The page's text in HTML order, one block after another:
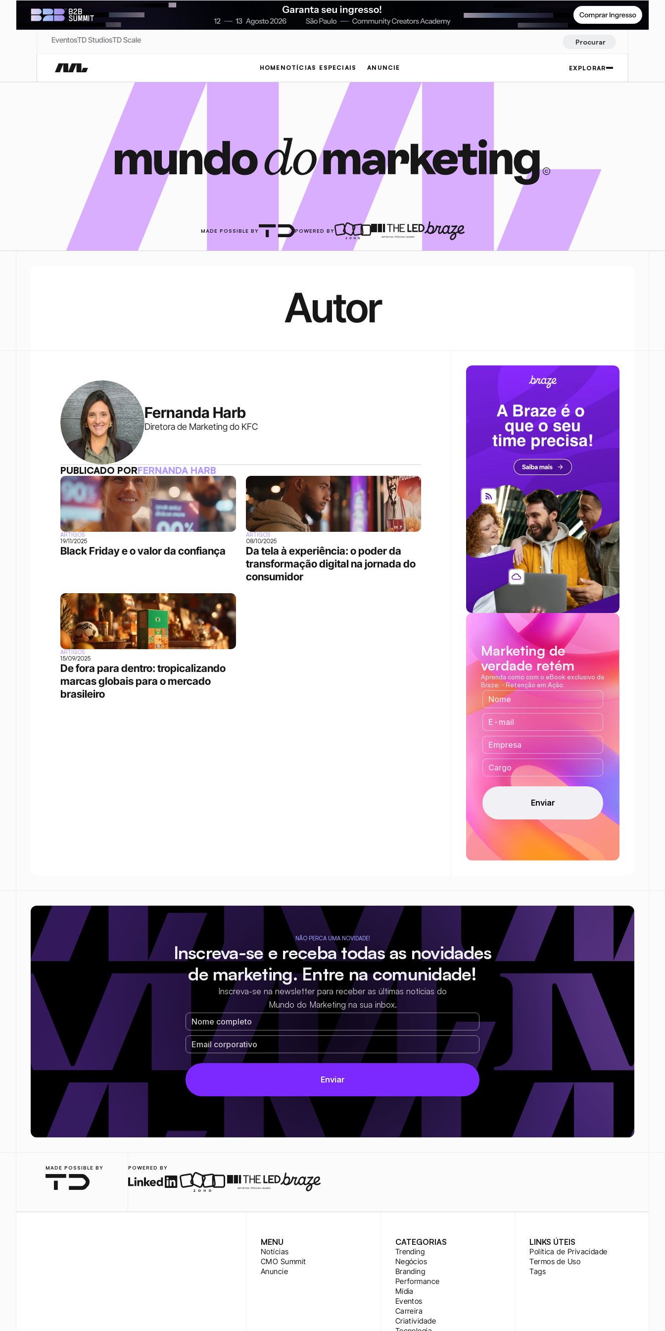
EventosTD StudiosTD Scale Procurar
HOME NOTÍCIAS ESPECIAIS ANUNCIE EXPLORAR
MADE POSSIBLE BY POWERED BY
Autor
Fernanda Harb
Diretora de Marketing do KFC
PUBLICADO PORFERNANDA HARB
ARTIGOS
19/11/2025
Black Friday e o valor da confiança
ARTIGOS
08/10/2025
Da tela à experiência: o poder da
transformação digital na jornada do
consumidor
ARTIGOS
15/09/2025
De fora para dentro: tropicalizando
marcas globais para o mercado
brasileiro
Marketing de
verdade retém
Aprenda como com o eBook exclusivo da
Braze: - Retenção em Ação.
NÃO PERCA UMA NOVIDADE!
Inscreva-se e receba todas as novidades
de marketing. Entre na comunidade!
Inscreva-se na newsletter para receber as últimas notícias do
Mundo do Marketing na sua inbox.
MADE POSSIBLE BY POWERED BY
MENU
Notícias
CMO Summit
Anuncie
CATEGORIAS
Trending
Negócios
Branding
Performance
Mídia
Eventos
Carreira
Criatividade
LINKS ÚTEIS
Política de Privacidade
Termos de Uso
Tags